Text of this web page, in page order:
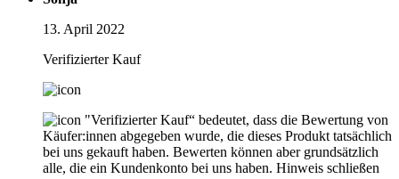
13. April 2022
Verifizierter Kauf
"Verifizierter Kauf“ bedeutet, dass die Bewertung von
Käufer:innen abgegeben wurde, die dieses Produkt tatsächlich
bei uns gekauft haben. Bewerten können aber grundsätzlich
alle, die ein Kundenkonto bei uns haben. Hinweis schließen